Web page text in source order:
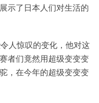
示了日本人们对生活的
人惊叹的变化，他对这
者们竟然用超级变变变
，在今年的超级变变变